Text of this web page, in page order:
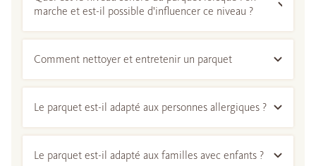
marche et est-il possible d'influencer ce niveau ?
Comment nettoyer et entretenir un parquet
Le parquet est-il adapté aux personnes allergiques ?
Le parquet est-il adapté aux familles avec enfants ?